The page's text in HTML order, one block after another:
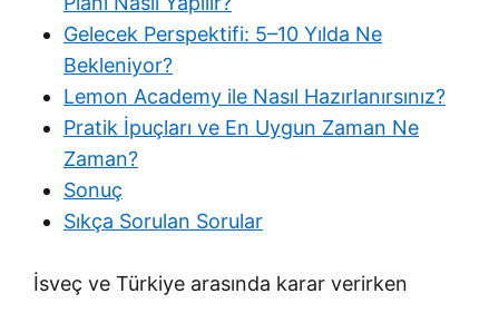
Gelecek Perspektifi: 5–10 Yılda Ne
Bekleniyor?
Lemon Academy ile Nasıl Hazırlanırsınız?
Pratik İpuçları ve En Uygun Zaman Ne
Zaman?
Sonuç
Sıkça Sorulan Sorular
İsveç ve Türkiye arasında karar verirken